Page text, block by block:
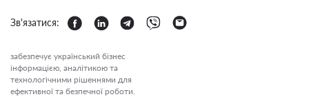
Зв'язатися:
забезпечує український бізнес
інформацією, аналітикою та
технологічними рішеннями для
ефективної та безпечної роботи.